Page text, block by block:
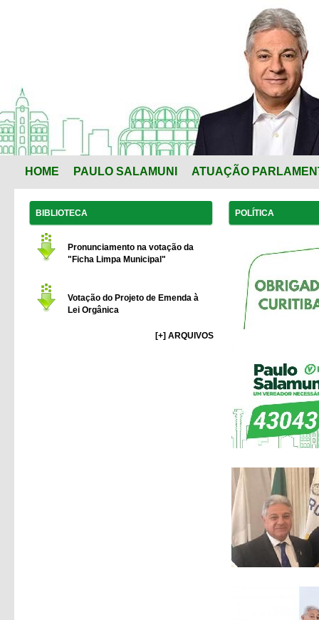
HOME PAULO SALAMUNI ATUAÇÃO
BIBLIOTECA
Pronunciamento na votação da
"Ficha Limpa Municipal"
Votação do Projeto de Emenda à
Lei Orgânica
[+] ARQUIVOS
POLÍTICA